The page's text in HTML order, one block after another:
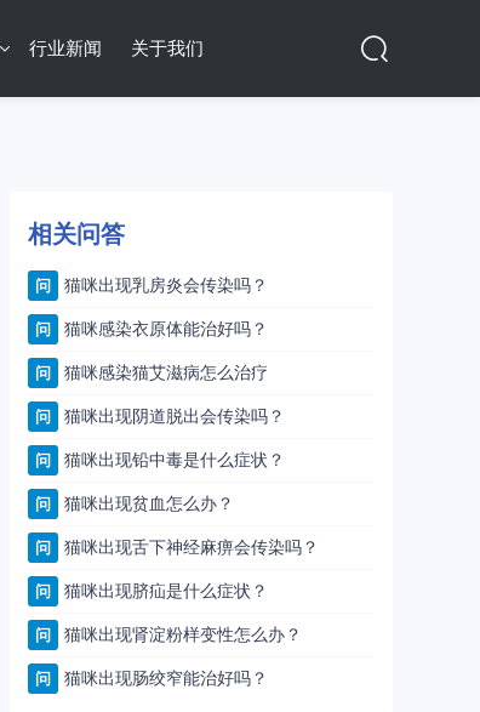
行业新闻 关于我们
相关问答
问 猫咪出现乳房炎会传染吗？
问 猫咪感染衣原体能治好吗？
问 猫咪感染猫艾滋病怎么治疗
问 猫咪出现阴道脱出会传染吗？
问 猫咪出现铅中毒是什么症状？
问 猫咪出现贫血怎么办？
问 猫咪出现舌下神经麻痹会传染吗？
问 猫咪出现脐疝是什么症状？
问 猫咪出现肾淀粉样变性怎么办？
问 猫咪出现肠绞窄能治好吗？